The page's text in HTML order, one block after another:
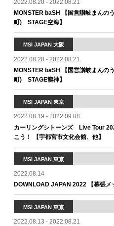
2022.08.20 - 2022.08.21
MONSTER baSH 【国営讃岐まんの
町) STAGE空海】
MSI JAPAN 大阪
2022.08.20 - 2022.08.21
MONSTER baSH 【国営讃岐まんの
町) STAGE龍神】
MSI JAPAN 東京
2022.08.19 - 2022.09.08
カーリングシトーンズ Live Tour
こう！ 【宇都宮市文化会館、他】
MSI JAPAN 東京
2022.08.14
DOWNLOAD JAPAN 2022 【幕張メ
MSI JAPAN 東京
2022.08.13 - 2022.08.21